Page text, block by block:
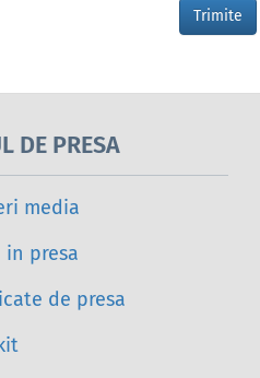
DE PRESA
media
presa
de presa